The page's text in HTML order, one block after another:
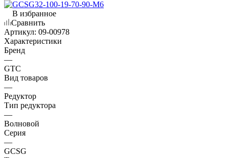
В избранное
Сравнить
Артикул: 09-00978
Характеристики
Бренд
—
GTC
Вид товаров
—
Редуктор
Тип редуктора
—
Волновой
Серия
—
GCSG